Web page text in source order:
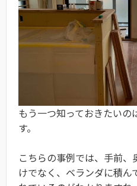
もう一つ知っておきたい
す。
こちらの事例では、手前
けでなく、ベランダに積